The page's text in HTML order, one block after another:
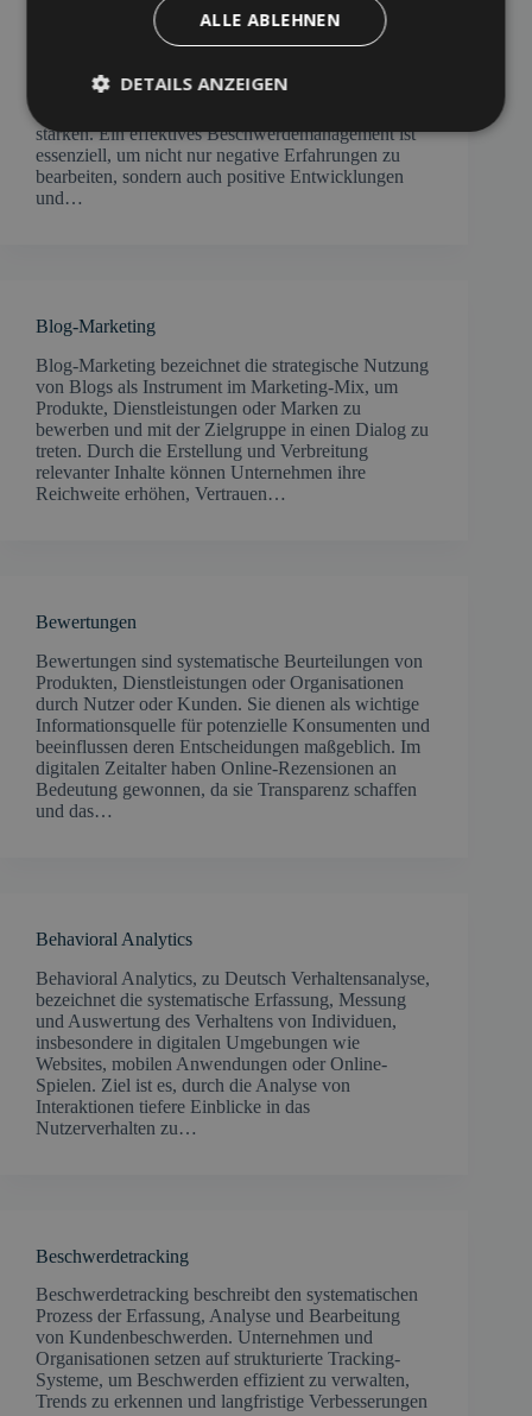
Beschwerdemanagement bezeichnet den
systematischen Umgang mit Kunden- oder
minimieren, Servicequalität zu verbessern und
stärken. Ein effektives Beschwerdemanagement ist
essenziell, um nicht nur negative Erfahrungen zu
bearbeiten, sondern auch positive Entwicklungen
und…
Blog-Marketing
Blog-Marketing bezeichnet die strategische Nutzung
von Blogs als Instrument im Marketing-Mix, um
Produkte, Dienstleistungen oder Marken zu
bewerben und mit der Zielgruppe in einen Dialog zu
treten. Durch die Erstellung und Verbreitung
relevanter Inhalte können Unternehmen ihre
Reichweite erhöhen, Vertrauen…
Bewertungen
Bewertungen sind systematische Beurteilungen von
Produkten, Dienstleistungen oder Organisationen
durch Nutzer oder Kunden. Sie dienen als wichtige
Informationsquelle für potenzielle Konsumenten und
beeinflussen deren Entscheidungen maßgeblich. Im
digitalen Zeitalter haben Online-Rezensionen an
Bedeutung gewonnen, da sie Transparenz schaffen
und das…
Behavioral Analytics
​Behavioral Analytics, zu Deutsch Verhaltensanalyse,
bezeichnet die systematische Erfassung, Messung
und Auswertung des Verhaltens von Individuen,
insbesondere in digitalen Umgebungen wie
Websites, mobilen Anwendungen oder Online-
Spielen. Ziel ist es, durch die Analyse von
Interaktionen tiefere Einblicke in das
Nutzerverhalten zu…
Beschwerdetracking
Beschwerdetracking beschreibt den systematischen
Prozess der Erfassung, Analyse und Bearbeitung
von Kundenbeschwerden. Unternehmen und
Organisationen setzen auf strukturierte Tracking-
Systeme, um Beschwerden effizient zu verwalten,
Trends zu erkennen und langfristige Verbesserungen
ALLE ABLEHNEN
DETAILS ANZEIGEN